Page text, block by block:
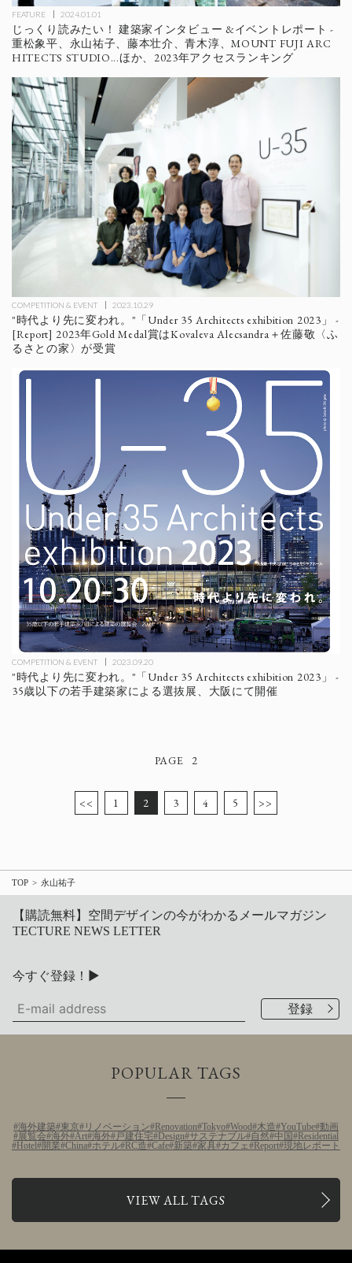
FEATURE 2024.01.01
じっくり読みたい！ 建築家インタビュー &イベントレポート -
重松象平、永山祐子、藤本壮介、青木淳、MOUNT FUJI ARC
HITECTS STUDIO...ほか、2023年アクセスランキング
COMPETITION & EVENT 2023.10.29
"時代より先に変われ。"「Under 35 Architects exhibition 2023」 -
[Report] 2023年Gold Medal賞はKovaleva Alecsandra＋佐藤敬〈ふ
るさとの家〉が受賞
COMPETITION & EVENT 2023.09.20
"時代より先に変われ。"「Under 35 Architects exhibition 2023」 -
35歳以下の若手建築家による選抜展、大阪にて開催
2
<< 1 2 3 4 5 >>
TOP 永山祐子
【購読無料】空間デザインの今がわかるメールマガジン
TECTURE NEWS LETTER
今すぐ登録！▶
POPULAR TAGS
海外建築 東京 リノベーション Renovation Tokyo Wood 木造 YouTube 動画
展覧会 海外 Art 海外 戸建住宅 Design サステナブル 自然 中国 Residential
Hotel 開業 China ホテル RC造 Cafe 新築 家具 カフェ Report 現地レポート
VIEW ALL TAGS